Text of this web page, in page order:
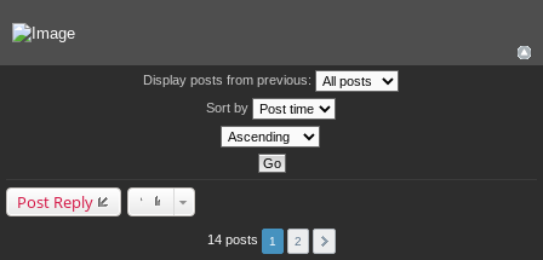
Display posts from previous:
Sort by
Post Reply
14 posts 1 2